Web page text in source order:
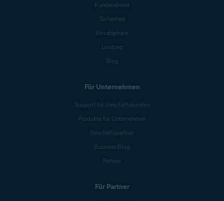
Kundendienst
Sicherheit
Privatsphäre
Leistung
Blog
Für Unternehmen
Support für Geschäftskunden
Produkte für Unternehmen
Geschäftspartner
Business-Blog
Partner
Für Partner